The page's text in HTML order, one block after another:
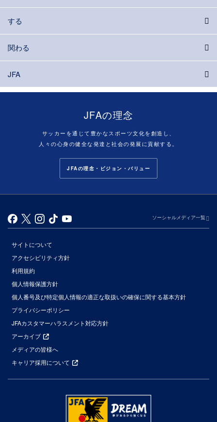
する
関わる
JFA
JFAの理念
サッカーを通じて豊かなスポーツ文化を創造し、
人々の心身の健全な発達と社会の発展に貢献する。
JFAの理念・ビジョン・バリュー
ソーシャルメディア一覧
サイトについて
アクセシビリティ方針
利用規約
個人情報保護方針
個人番号及び特定個人情報の適正な取扱いの確保に関する基本方針
プライバシーポリシー
JFAカスタマーハラスメント対応方針
アーカイブ
メディアの皆様へ
キャリア採用について